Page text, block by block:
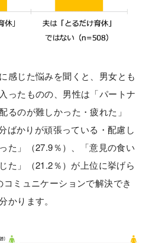
感じた悩みを聞くと、男女とも
ったものの、男性は「パートナ
るのが難しかった・疲れた」
ばかりが頑張っている・配慮し
た」（27.9％）、「意見の食い
た」（21.2％）が上位に挙げら
ミュニケーションで解決でき
かります。